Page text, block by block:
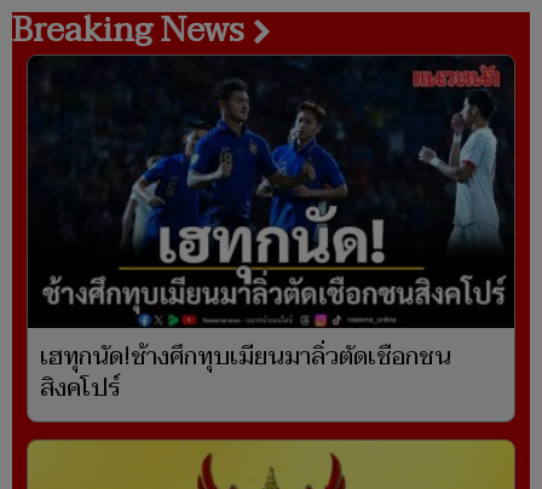
Breaking News
เฮทุกนัด!ช้างศึกทุบเมียนมาลิ่วตัดเชือกชน
สิงคโปร์